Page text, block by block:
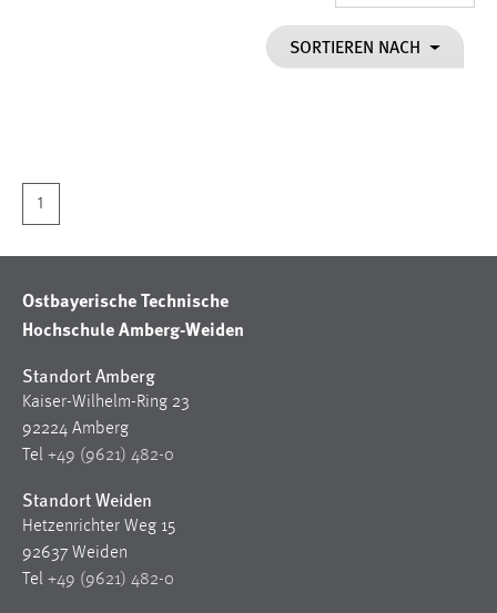
SORTIEREN NACH
1
Ostbayerische Technische
Hochschule Amberg-Weiden
Standort Amberg
Kaiser-Wilhelm-Ring 23
92224 Amberg
Tel +49 (9621) 482-0
Standort Weiden
Hetzenrichter Weg 15
92637 Weiden
Tel +49 (9621) 482-0
Dieser Cookie speichert die ausgewählten Einverständnis-
Zweck:
Für performante Seitenauslieferung wird in diesem Cookie
Sprachpräferenz
Name:
Zweck:
Das Cookie speichert die gewählte Sprache der Website.